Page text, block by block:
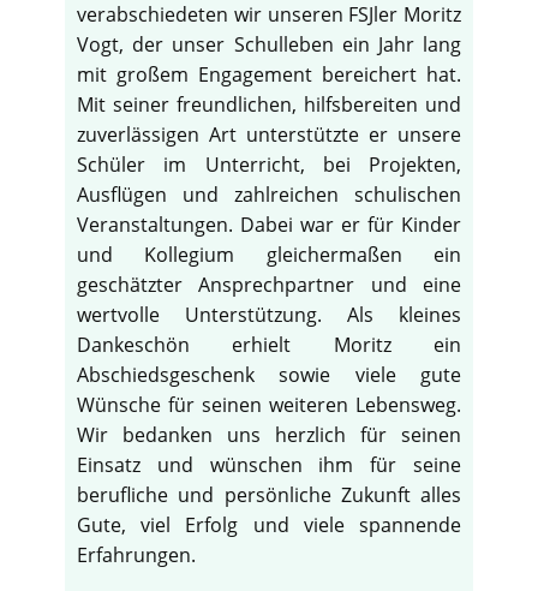
verabschiedeten wir unseren FSJler Moritz
Vogt, der unser Schulleben ein Jahr lang
mit großem Engagement bereichert hat.
Mit seiner freundlichen, hilfsbereiten und
zuverlässigen Art unterstützte er unsere
Schüler im Unterricht, bei Projekten,
Ausflügen und zahlreichen schulischen
Veranstaltungen. Dabei war er für Kinder
und Kollegium gleichermaßen ein
geschätzter Ansprechpartner und eine
wertvolle Unterstützung. Als kleines
Dankeschön erhielt Moritz ein
Abschiedsgeschenk sowie viele gute
Wünsche für seinen weiteren Lebensweg.
Wir bedanken uns herzlich für seinen
Einsatz und wünschen ihm für seine
berufliche und persönliche Zukunft alles
Gute, viel Erfolg und viele spannende
Erfahrungen.